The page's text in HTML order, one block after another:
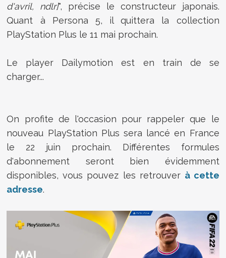
d'avril, ndlr]", précise le constructeur japonais.
Quant à Persona 5, il quittera la collection
PlayStation Plus le 11 mai prochain.
Le player Dailymotion est en train de se
charger...
On profite de l'occasion pour rappeler que le
nouveau PlayStation Plus sera lancé en France
le 22 juin prochain. Différentes formules
d'abonnement seront bien évidemment
disponibles, vous pouvez les retrouver à cette
adresse.